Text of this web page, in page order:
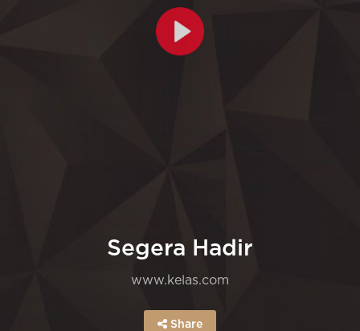
Segera Hadir
www.kelas.com
Share